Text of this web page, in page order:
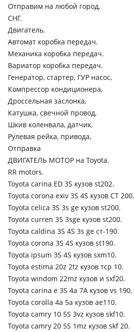
Toyota Carina ED
1993 - 1998 3 поколение, 1989 - 1993
- 1989 1 поколение
Toyota Carina
1996 - 2001 T210, 1992 - 1996 T190,
1988 A60
Toyota Celica
1999 - 2006 7 поколение (T23), 1993 -
Toyota Curren
1994 - 1998 ST200
Toyota Scepter
1991 - 1996 1 поколение
Toyota Carina E
1992 - 1998 T190
Toyota Corona Exiv
1993 - 1998 2 поколение (ST200),
(ST180)
Отправим на любой город,
СНГ.
Двигатель.
Автомат коробка передач.
Механика коробка передач.
Вариатор коробка передач.
Генератор, стартер, ГУР насос,
Компрессор кондиционера,
Дроссельная заслонка,
Катушка, свечной провод,
Шкив коленвала, датчик,
Рулевая рейка, привода,
Отправка
ДВИГАТЕЛЬ МОТОР на Toyota.
RR motors.
Toyota carina ED 3S кузов st202.
Toyota corona exiv 3S 4S кузов СТ 200.
Toyota celica 3S 3s ge кузов st200.
Toyota curren 3S 3sge кузов st200.
Toyota caldina 3S 4S 3s ge ст-190.
Toyota corona 3S 4S кузов st190.
Toyota ipsum 3S 4S кузов sxm10.
Toyota estima 20z 2tz кузов тср 10.
Toyota windom 22mz кузов и sxf20.
Toyota carina e 3S 4a 7A кузов vs 190.
Toyota corolla 4a 5a кузов ae110.
Toyota camry 10 5S 3vz кузов skf10.
Toyota camry 20 5S 1mz кузов skf 20.